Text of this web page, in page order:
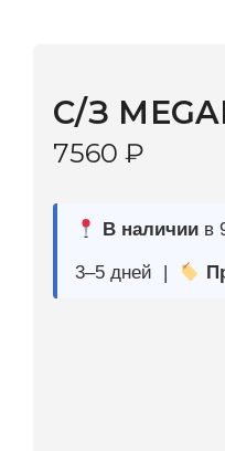
C/З
В наличиив 9
3–5 дней |